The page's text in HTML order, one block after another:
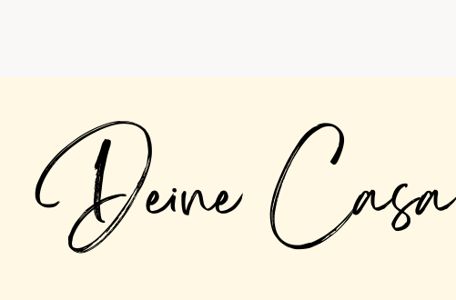
Deine Casa